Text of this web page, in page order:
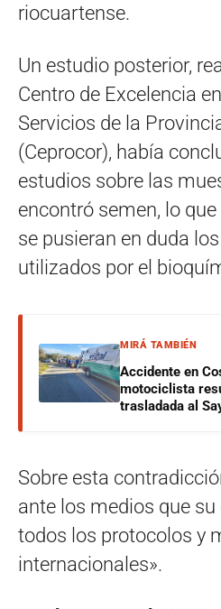
riocuartense.
Un estudio posterior,
Centro de Excelencia
Servicios de la
(Ceprocor), había
estudios sobre las
encontró semen, lo
se pusieran en duda
utilizados por el
MIRÁ TAMBIÉN
Accidente en
motociclista
trasladada al
Sobre esta
ante los medios que
todos los protocolos y
internacionales».